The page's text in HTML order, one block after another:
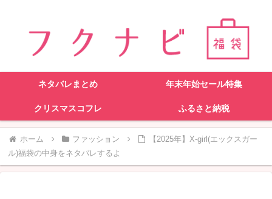
ネタバレまとめ 年末年始セール特集
クリスマスコフレ ふるさと納税
ホーム ファッション
【2025年】X-girl(エックスガー
ル)福袋の中身をネタバレするよ